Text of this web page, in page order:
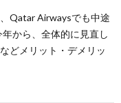
Qatar Airwaysでも中途
から、全体的に見直し
どメリット・デメリッ